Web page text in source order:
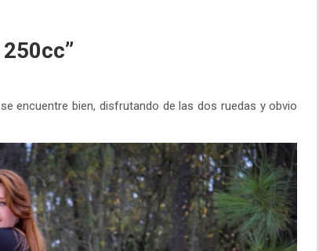
encuentre bien, disfrutando de las dos ruedas y obvio